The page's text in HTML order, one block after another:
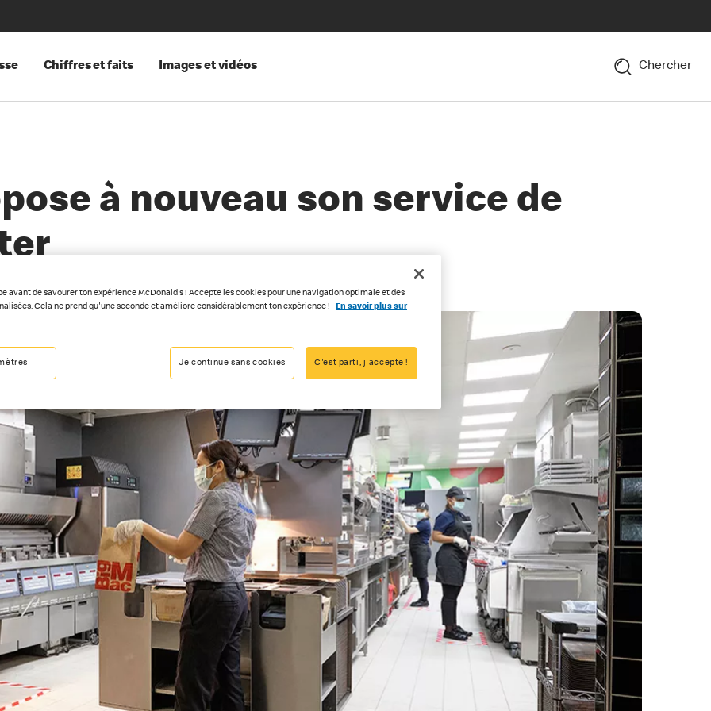
Chiffres et faits Images et vidéos Chercher
à nouveau son service de
avant de savourer ton expérience McDonald's ! Accepte les cookies pour une navigation optimale et des
Cela ne prend qu'une seconde et améliore considérablement ton expérience !
En savoir plus sur
Je continue sans cookies C'est parti, j'accepte !